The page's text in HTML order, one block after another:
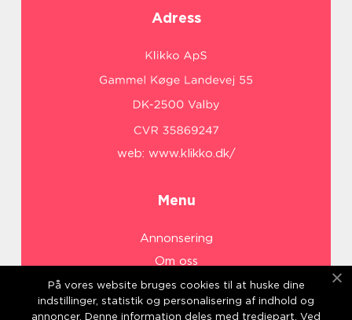
Adress
web: www.klikko.dk/
Menu
Annonsering
Om oss
Cookies
Kontakta oss
På vores website bruges cookies til at huske dine
indstillinger, statistik og personalisering af indhold og
annoncer. Denne information deles med tredjepart. Ved